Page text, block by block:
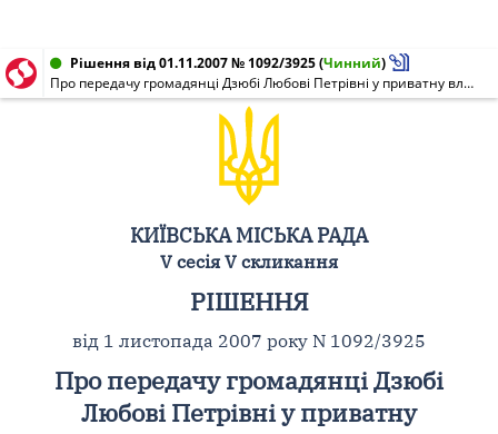
Рішення від 01.11.2007 № 1092/3925(Чинний)
Про передачу громадянці Дзюбі Любові Петрівні у приватну власність земельної ділянки для будівництва та обслуговування житлового будинку, господарських будівель і споруд на вул. Леніна, 140 у Деснянському районі м. Києва
КИЇВСЬКА МІСЬКА РАДА
V сесія V скликання
РІШЕННЯ
від 1 листопада 2007 року N 1092/3925
Про передачу громадянці Дзюбі
Любові Петрівні у приватну